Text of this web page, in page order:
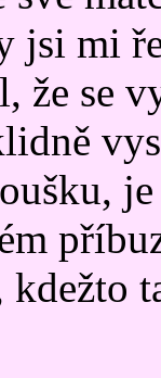
jsi mi
že se
kdežto